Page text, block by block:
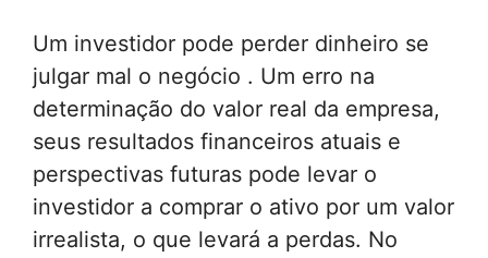
Um investidor pode perder dinheiro se
julgar mal o negócio . Um erro na
determinação do valor real da empresa,
seus resultados financeiros atuais e
perspectivas futuras pode levar o
investidor a comprar o ativo por um valor
irrealista, o que levará a perdas. No